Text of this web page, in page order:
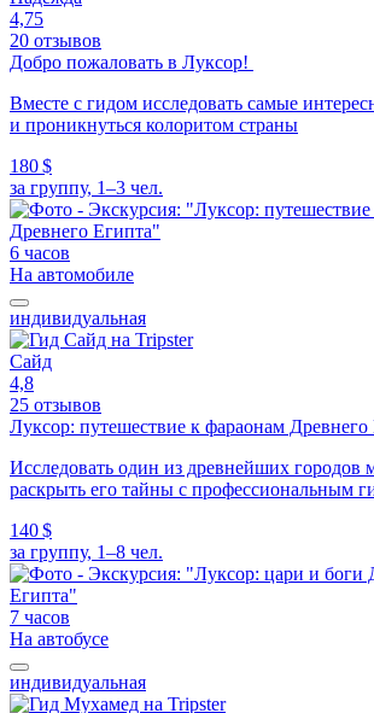
4,75
20 отзывов
Добро пожаловать в Луксор!
Вместе с гидом исследовать самые
и проникнуться колоритом страны
180 $
за группу, 1–3 чел.
6 часов
На автомобиле
индивидуальная
Сайд
4,8
25 отзывов
Луксор: путешествие к фараонам Древнего
Исследовать один из древнейших городов
раскрыть его тайны с профессиональным
140 $
за группу, 1–8 чел.
7 часов
На автобусе
индивидуальная